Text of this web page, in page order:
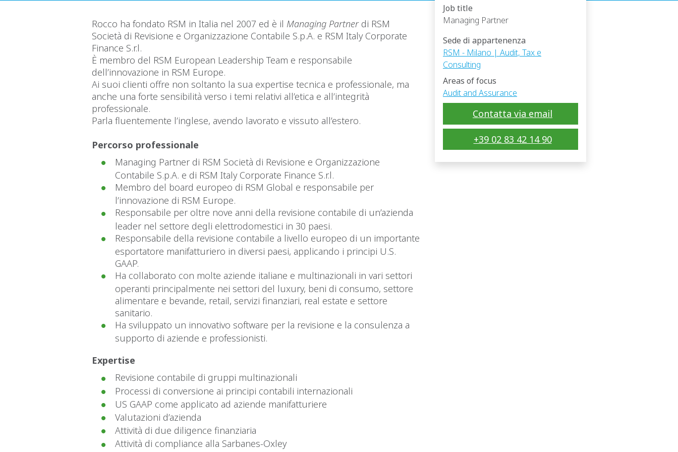
Job title
Managing Partner
Sede di appartenenza
RSM - Milano | Audit, Tax e
Consulting
Areas of focus
Audit and Assurance
Contatta via email
+39 02 83 42 14 90
Rocco ha fondato RSM in Italia nel 2007 ed è il Managing Partnerdi RSM
Società di Revisione e Organizzazione Contabile S.p.A. e RSM Italy Corporate
Finance S.r.l.
È membro del RSM European Leadership Team e responsabile
dell’innovazione in RSM Europe.
Ai suoi clienti offre non soltanto la sua expertise tecnica e professionale, ma
anche una forte sensibilità verso i temi relativi all’etica e all’integrità
professionale.
Parla fluentemente l’inglese, avendo lavorato e vissuto all’estero.
Percorso professionale
Managing Partner di RSM Società di Revisione e Organizzazione
Contabile S.p.A. e di RSM Italy Corporate Finance S.r.l.
Membro del board europeo di RSM Global e responsabile per
l’innovazione di RSM Europe.
Responsabile per oltre nove anni della revisione contabile di un’azienda
leader nel settore degli elettrodomestici in 30 paesi.
Responsabile della revisione contabile a livello europeo di un importante
esportatore manifatturiero in diversi paesi, applicando i principi U.S.
GAAP.
Ha collaborato con molte aziende italiane e multinazionali in vari settori
operanti principalmente nei settori del luxury, beni di consumo, settore
alimentare e bevande, retail, servizi finanziari, real estate e settore
sanitario.
Ha sviluppato un innovativo software per la revisione e la consulenza a
supporto di aziende e professionisti.
Expertise
Revisione contabile di gruppi multinazionali
Processi di conversione ai principi contabili internazionali
US GAAP come applicato ad aziende manifatturiere
Valutazioni d’azienda
Attività di due diligence finanziaria
Attività di compliance alla Sarbanes-Oxley